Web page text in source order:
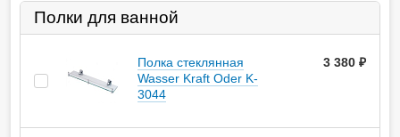
Полки для ванной
Полка стеклянная
Wasser Kraft Oder K-
3044
3 380